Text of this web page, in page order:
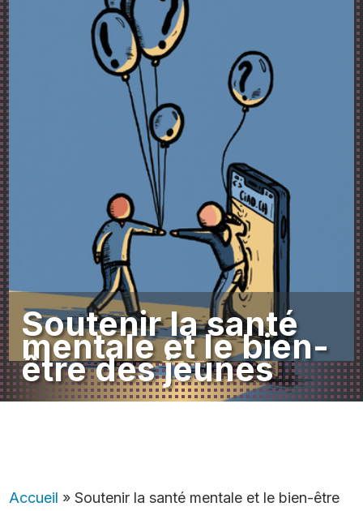
Soutenir la santé
mentale et le bien-
être des jeunes
Accueil »Soutenir la santé mentale et le bien-être